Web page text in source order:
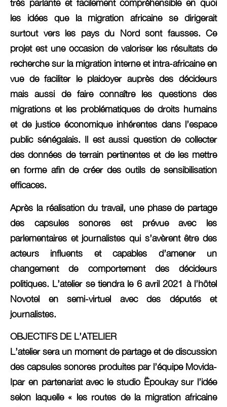
très parlante et facilement compréhensible en quoi
les idées que la migration africaine se dirigerait
surtout vers les pays du Nord sont fausses. Ce
projet est une occasion de valoriser les résultats de
recherche sur la migration interne et intra-africaine en
vue de faciliter le plaidoyer auprès des décideurs
mais aussi de faire connaître les questions des
migrations et les problématiques de droits humains
et de justice économique inhérentes dans l’espace
public sénégalais. Il est aussi question de collecter
des données de terrain pertinentes et de les mettre
en forme afin de créer des outils de sensibilisation
efficaces.
Après la réalisation du travail, une phase de partage
des capsules sonores est prévue avec les
parlementaires et journalistes qui s’avèrent être des
acteurs influents et capables d’amener un
changement de comportement des décideurs
politiques. L’atelier se tiendra le 6 avril 2021 à l’hôtel
Novotel en semi-virtuel avec des députés et
journalistes.
OBJECTIFS DE L’ATELIER
L’atelier sera un moment de partage et de discussion
des capsules sonores produites par l’équipe Movida-
Ipar en partenariat avec le studio Ëpoukay sur l’idée
selon laquelle « les routes de la migration africaine